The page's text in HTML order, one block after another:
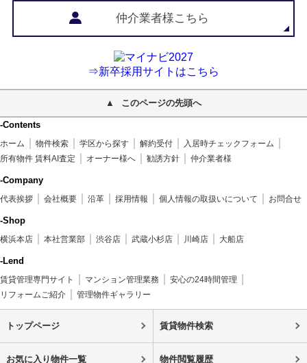
仲介業者様こちら
⇒新卒採用サイトはこちら
このページの先頭へ
-Contents
ホーム 物件検索 学区から探す 解約受付
入居時チェックフォーム
所有物件 賃料AI査定
オーナー様へ 勧誘方針 仲介業者様
-Company
代表挨拶 会社概要 沿革 採用情報 個人情報の取扱いについて お問合せ
-Shop
横浜本店 本社営業部 渋谷店 武蔵小杉店 川崎店 大船店
-Lend
賃貸管理専門サイト マンション管理業務
安心の24時間管理
リフォームご紹介
管理物件ギャラリー
トップページ 賃貸物件検索
お気に入り物件一覧 物件閲覧履歴